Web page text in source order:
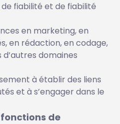
de fiabilité et de fiabilité
en marketing, en
en rédaction, en codage,
domaines
à établir des liens
et à s’engager dans le
de